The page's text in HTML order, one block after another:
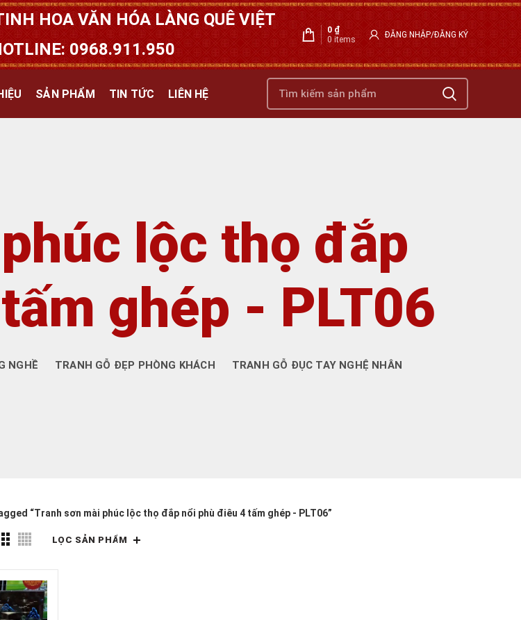
HOA VĂN HÓA LÀNG QUÊ VIỆT
0968.911.950
0 items
0 ₫ ĐĂNG NHẬP/ĐĂNG KÝ
SẢN PHẨM TIN TỨC LIÊN HỆ
lộc thọ đắp
ghép - PLT06
NGHỀ TRANH GỖ ĐẸP PHÒNG KHÁCH TRANH GỖ ĐỤC TAY NGHỆ NHÂN
“Tranh sơn mài phúc lộc thọ đắp nổi phù điêu 4 tấm ghép - PLT06”
LỌC SẢN PHẨM